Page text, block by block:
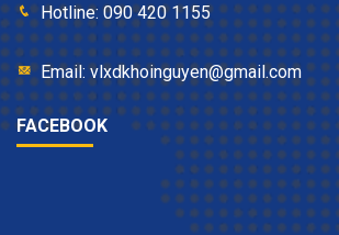
Hotline: 090 420 1155
Email: vlxdkhoinguyen@gmail.com
FACEBOOK